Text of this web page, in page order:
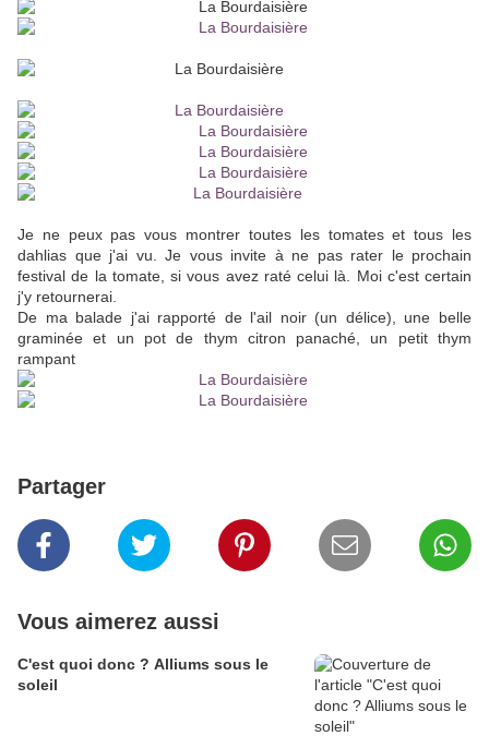
Je ne peux pas vous montrer toutes les tomates et tous les
dahlias que j'ai vu. Je vous invite à ne pas rater le prochain
festival de la tomate, si vous avez raté celui là. Moi c'est certain
j'y retournerai.
De ma balade j'ai rapporté de l'ail noir (un délice), une belle
graminée et un pot de thym citron panaché, un petit thym
rampant
Partager
Vous aimerez aussi
C'est quoi donc ? Alliums sous le
soleil